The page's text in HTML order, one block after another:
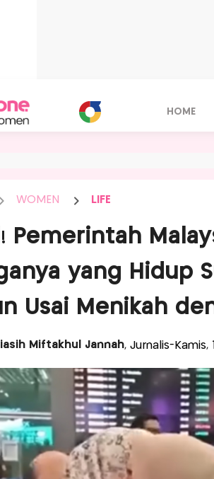
HOME
WOMEN LIFE
Pemerintah
yang Hidup
Usai Menikah
Miftakhul Jannah, Jurnalis-Kamis,